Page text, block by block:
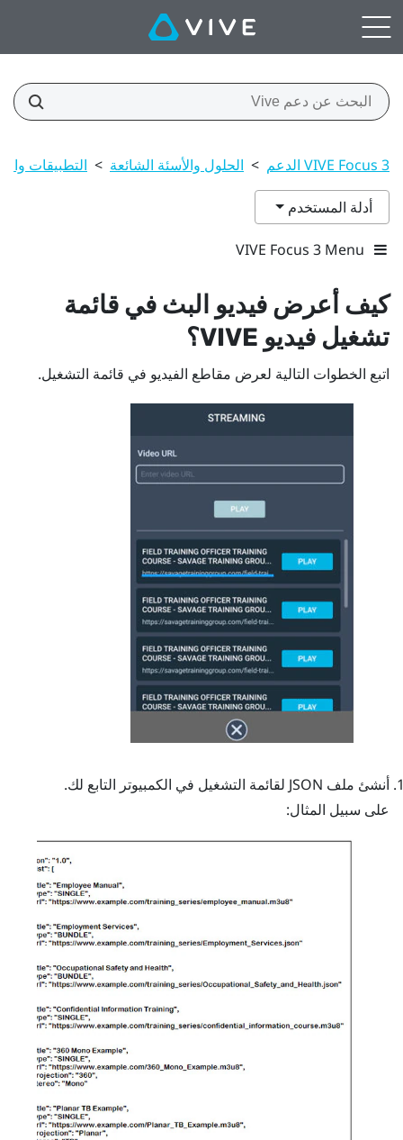
VIVE Focus 3 الدعم > الحلول والأسئة الشائعة > التطبيقات
أدلة المستخدم
VIVE Focus 3 Menu
كيف أعرض فيديو البث في قائمة
تشغيل فيديو VIVE ؟
اتبع الخطوات التالية لعرض مقاطع الفيديو في قائمة التشغيل.
أنشئ ملف JSON لقائمة التشغيل في الكمبيوتر التابع لك.
على سبيل المثال: